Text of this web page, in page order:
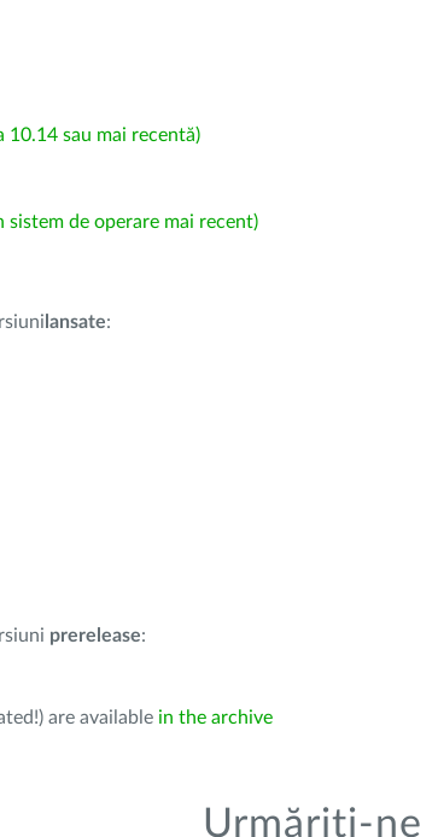
10.14 sau mai recentă)
sistem de operare mai recent)
lansate:
prerelease:
are available in the archive
Urmăriți-ne